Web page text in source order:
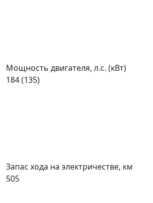
Мощность двигателя, л.с. (кВт)
184 (135)
Запас хода на электричестве, км
505